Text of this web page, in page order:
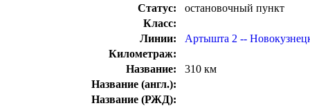
Статус:
остановочный пункт
Класс:
Линии:
Артышта 2 --
Километраж:
Название:
310 км
Название (англ.):
Название (РЖД):